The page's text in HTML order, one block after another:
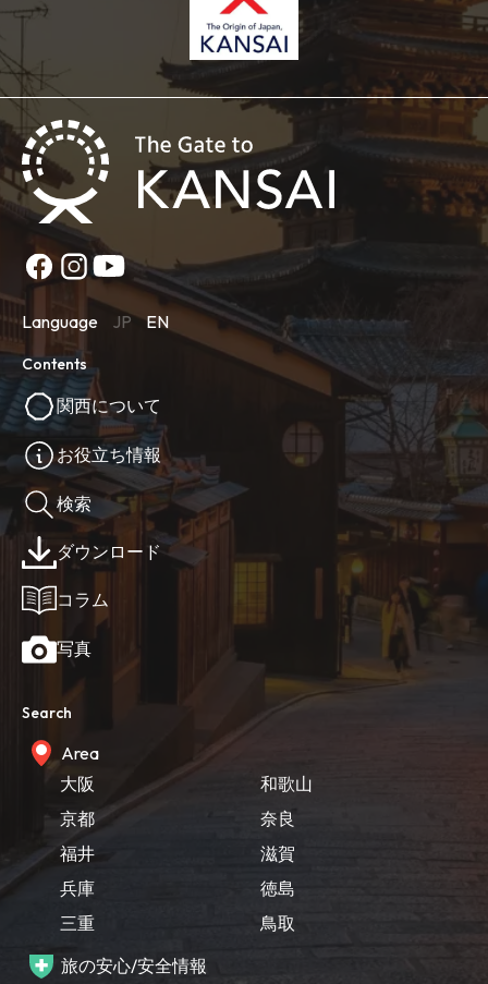
Language JP EN
Contents
関西について
お役立ち情報
検索
ダウンロード
コラム
写真
Search
Area
大阪
京都
福井
兵庫
三重
和歌山
奈良
滋賀
徳島
鳥取
旅の安心/安全情報